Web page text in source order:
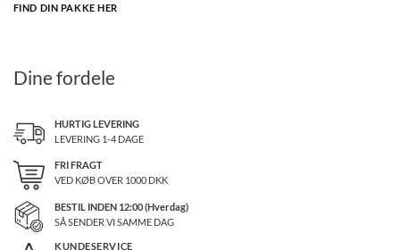
FIND DIN PAKKE HER
Dine fordele
HURTIG LEVERING
LEVERING 1-4 DAGE
FRI FRAGT
VED KØB OVER 1000DKK
BESTIL INDEN 12:00 (Hverdag)
SÅ SENDER VI SAMME DAG
KUNDESERVICE